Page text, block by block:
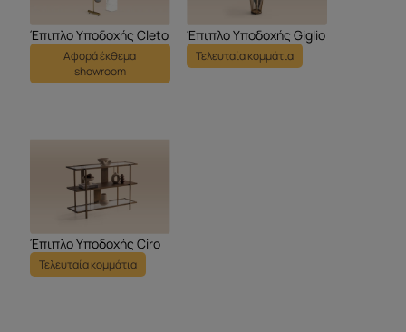
Έπιπλο Υποδοχής Cleto
Αφορά έκθεμα
showroom
Έπιπλο Υποδοχής Giglio
Τελευταία κομμάτια
Έπιπλο Υποδοχής Ciro
Τελευταία κομμάτια